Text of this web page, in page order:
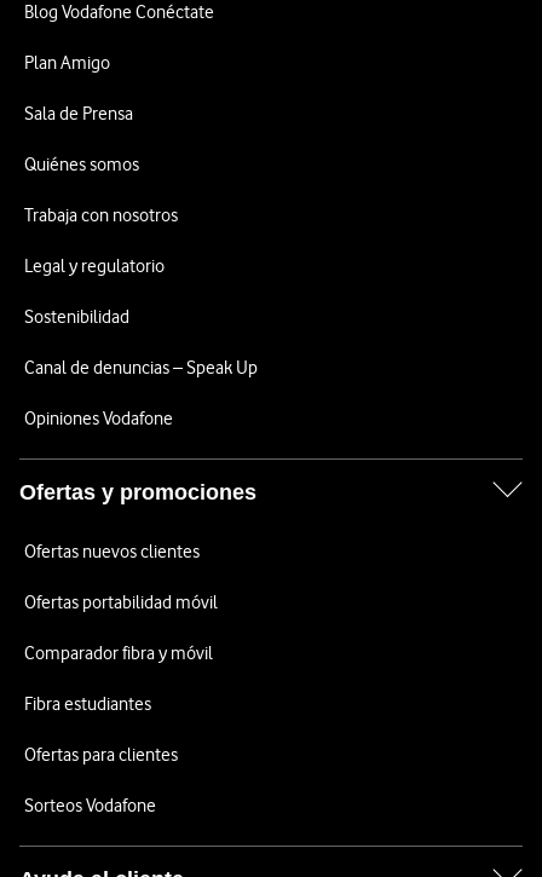
Blog Vodafone Conéctate
Plan Amigo
Sala de Prensa
Quiénes somos
Trabaja con nosotros
Legal y regulatorio
Sostenibilidad
Canal de denuncias – Speak Up
Opiniones Vodafone
Ofertas y promociones
Ofertas nuevos clientes
Ofertas portabilidad móvil
Comparador fibra y móvil
Fibra estudiantes
Ofertas para clientes
Sorteos Vodafone